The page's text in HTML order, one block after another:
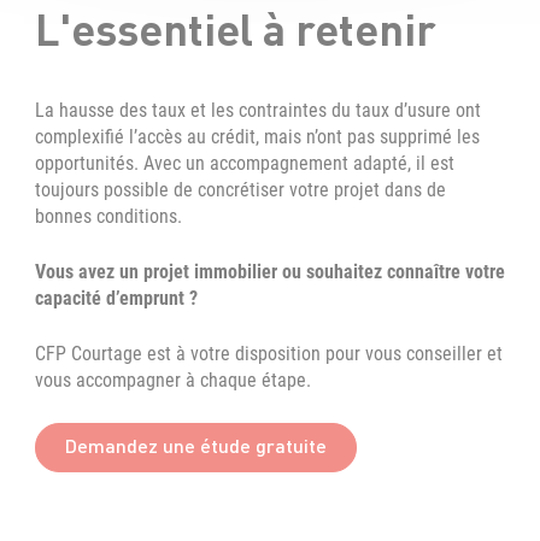
L'essentiel à retenir
La hausse des taux et les contraintes du taux d’usure ont
complexifié l’accès au crédit, mais n’ont pas supprimé les
opportunités. Avec un accompagnement adapté, il est
toujours possible de concrétiser votre projet dans de
bonnes conditions.
Vous avez un projet immobilier ou souhaitez connaître votre
capacité d’emprunt ?
CFP Courtage est à votre disposition pour vous conseiller et
vous accompagner à chaque étape.
Demandez une étude gratuite